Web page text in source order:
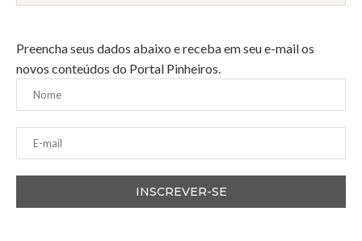
Preencha seus dados abaixo e receba em seu e-mail os
novos conteúdos do Portal Pinheiros.